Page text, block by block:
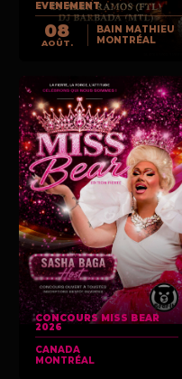
EVENEMENT
08
AOÛT.
BAIN MATHIEU
MONTRÉAL
CONCOURS MISS BEAR
2026
CANADA
MONTRÉAL